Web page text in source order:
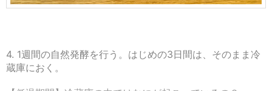
4. 1週間の自然発酵を行う。はじめの3日間は、そのまま冷
蔵庫におく。